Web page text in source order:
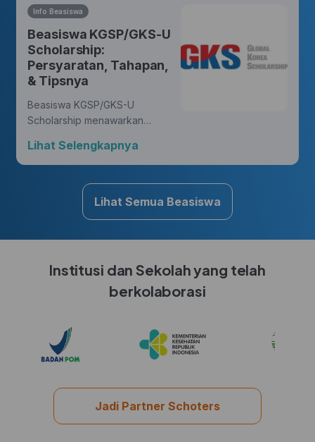
Australia dan membukakan
yang membawa perubahan.
Info Beasiswa
Beasiswa KGSP/GKS-U
Scholarship:
Persyaratan, Tahapan,
& Tipsnya
Beasiswa KGSP/GKS-U
Scholarship menawarkan
bagi Hunters untuk mengejar
gelar di berbagai disiplin ilmu,
sambil mendapatkan
pengalaman budaya yang
kaya di Korea.
Lihat Selengkapnya
Lihat Semua Beasiswa
Institusi dan Sekolah yang telah
berkolaborasi
Jadi Partner Schoters